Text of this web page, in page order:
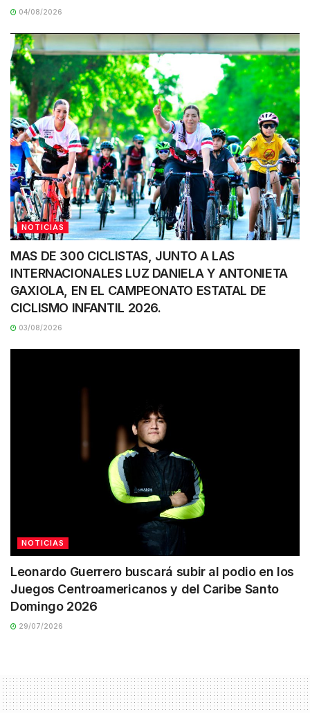
04/08/2026
NOTICIAS
MAS DE 300 CICLISTAS, JUNTO A LAS
INTERNACIONALES LUZ DANIELA Y ANTONIETA
GAXIOLA, EN EL CAMPEONATO ESTATAL DE
CICLISMO INFANTIL 2026.
03/08/2026
NOTICIAS
Leonardo Guerrero buscará subir al podio en los
Juegos Centroamericanos y del Caribe Santo
Domingo 2026
29/07/2026